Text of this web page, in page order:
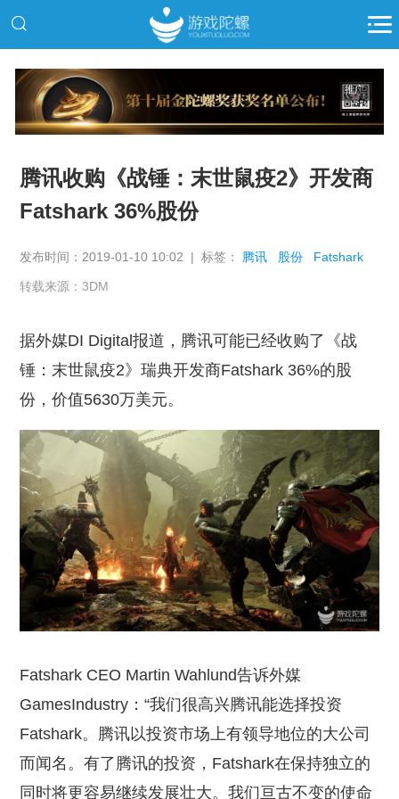
推广
腾讯收购《战锤：末世鼠疫2》开发商
Fatshark 36%股份
发布时间：2019-01-10 10:02 | 标签： 腾讯 股份 Fatshark
转载来源：3DM
据外媒DI Digital报道，腾讯可能已经收购了《战
锤：末世鼠疫2》瑞典开发商Fatshark 36%的股
份，价值5630万美元。
Fatshark CEO Martin Wahlund告诉外媒
GamesIndustry：“我们很高兴腾讯能选择投资
Fatshark。腾讯以投资市场上有领导地位的大公司
而闻名。有了腾讯的投资，Fatshark在保持独立的
同时将更容易继续发展壮大。我们亘古不变的使命